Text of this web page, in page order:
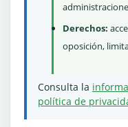
Derechos:
oposición,
Consulta la
política de